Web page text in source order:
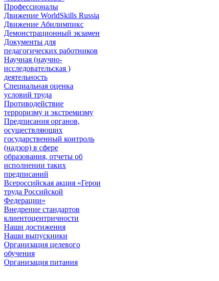
Профессионалы
Движение WorldSkills Russia
Движение Абилимпикс
Демонстрационный экзамен
Документы для
педагогических работников
Научная (научно-
исследовательская )
деятельность
Специальная оценка
условий труда
Противодействие
терроризму и экстремизму
Предписания органов,
осуществляющих
государственный контроль
(надзор) в сфере
образования, отчеты об
исполнении таких
предписаний
Всероссийская акция «Герои
труда Российской
Федерации»
Внедрение стандартов
клиентоцентричности
Наши достижения
Наши выпускники
Организация целевого
обучения
Организация питания